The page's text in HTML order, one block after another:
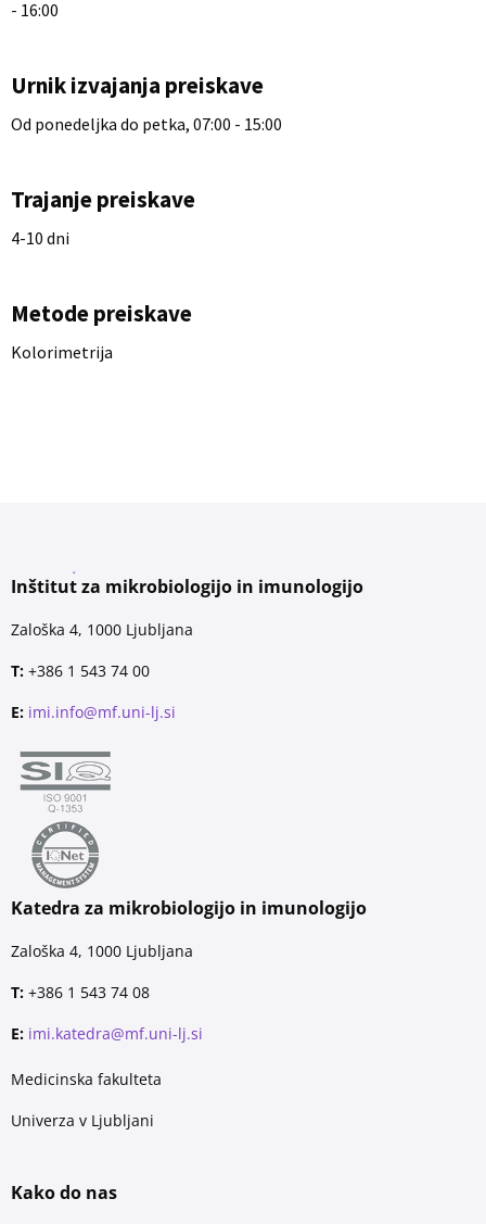
- 16:00
Urnik izvajanja preiskave
Od ponedeljka do petka, 07:00 - 15:00
Trajanje preiskave
4-10 dni
Metode preiskave
Kolorimetrija
Inštitut za mikrobiologijo in imunologijo
Zaloška 4, 1000 Ljubljana
T: +386 1 543 74 00
E: imi.info@mf.uni-lj.si
Katedra za mikrobiologijo in imunologijo
Zaloška 4, 1000 Ljubljana
T: +386 1 543 74 08
E: imi.katedra@mf.uni-lj.si
Medicinska fakulteta
Univerza v Ljubljani
Kako do nas